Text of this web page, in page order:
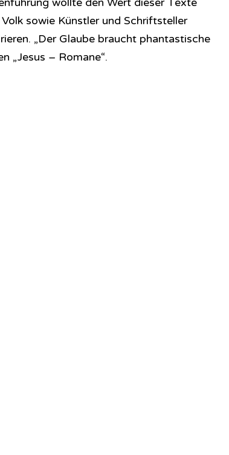
sowie Künstler und Schriftsteller
„Der Glaube braucht phantastische
„Jesus – Romane“.